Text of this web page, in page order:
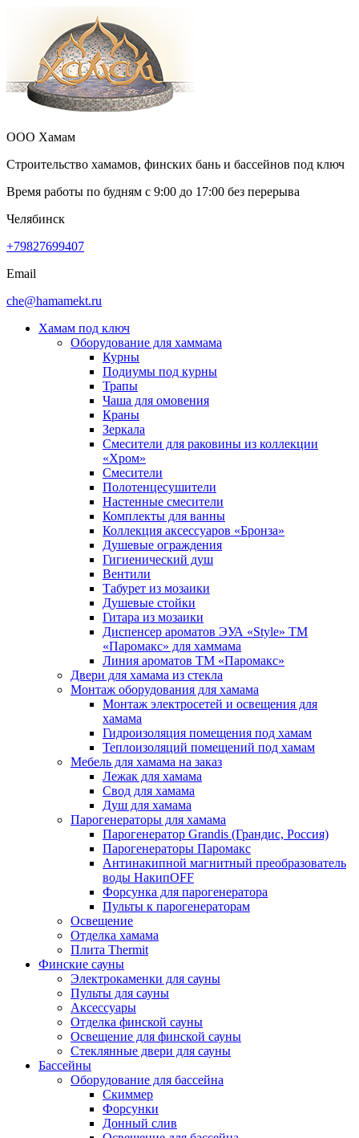
ООО Хамам
Строительство хамамов, финских бань и бассейнов под ключ
Время работы по будням с 9:00 до 17:00 без перерыва
Челябинск
+79827699407
Email
che@hamamekt.ru
Хамам под ключ
Оборудование для хаммама
Курны
Подиумы под курны
Трапы
Чаша для омовения
Краны
Зеркала
Смесители для раковины из коллекции
«Хром»
Смесители
Полотенцесушители
Настенные смесители
Комплекты для ванны
Коллекция аксессуаров «Бронза»
Душевые ограждения
Гигиенический душ
Вентили
Табурет из мозаики
Душевые стойки
Гитара из мозаики
Диспенсер ароматов ЭУА «Style» ТМ
«Паромакс» для хаммама
Линия ароматов ТМ «Паромакс»
Двери для хамама из стекла
Монтаж оборудования для хамама
Монтаж электросетей и освещения для
хамама
Гидроизоляция помещения под хамам
Теплоизоляций помещений под хамам
Мебель для хамама на заказ
Лежак для хамама
Свод для хамама
Душ для хамама
Парогенераторы для хамама
Парогенератор Grandis (Грандис, Россия)
Парогенераторы Паромакс
Антинакипной магнитный преобразователь
воды НакипOFF
Форсунка для парогенератора
Пульты к парогенераторам
Освещение
Отделка хамама
Плита Thermit
Финские сауны
Электрокаменки для сауны
Пульты для сауны
Аксессуары
Отделка финской сауны
Освещение для финской сауны
Стеклянные двери для сауны
Бассейны
Оборудование для бассейна
Скиммер
Форсунки
Донный слив